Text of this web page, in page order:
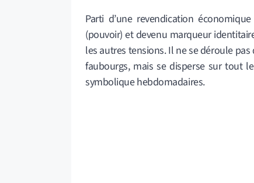
Parti d’une revendication
(pouvoir) et devenu marqueur
les autres tensions. Il ne se déroule
faubourgs, mais se disperse sur tout
symbolique hebdomadaires.